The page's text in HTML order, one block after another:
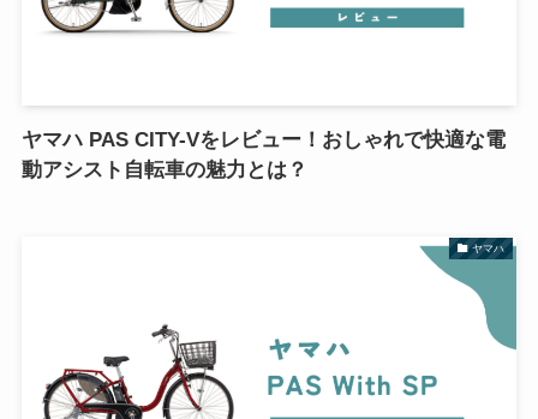
ヤマハ PAS CITY-Vをレビュー！おしゃれで快適な電
動アシスト自転車の魅力とは？
ヤマハ